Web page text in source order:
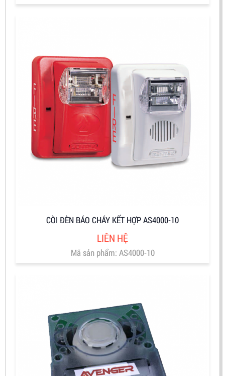
CÒI ĐÈN BÁO CHÁY KẾT HỢP AS4000-10
LIÊN HỆ
Mã sản phẩm: AS4000-10